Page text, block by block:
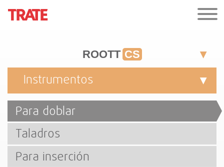
ROOTT CS
Instrumentos
Para doblar
Taladros
Para inserción